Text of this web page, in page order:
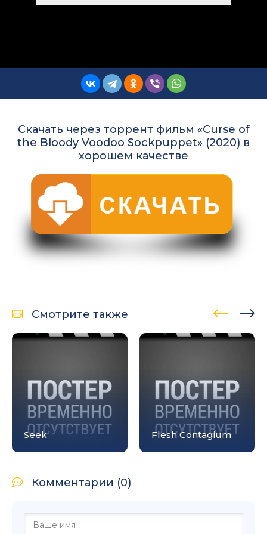
Скачать через торрент фильм «Curse of
the Bloody Voodoo Sockpuppet» (2020) в
хорошем качестве
Смотрите также
Seek Flesh Contagium
Комментарии (0)